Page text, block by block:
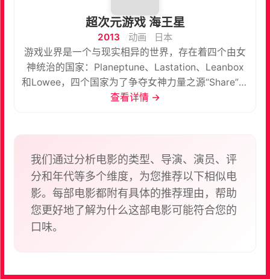
超次元游戏 海王星
2013 动画
日本
游戏业界是一个与现实相异的世界，存在着四个由女
神统治的国家：Planeptune、Lastation、Leanbox
和Lowee，四个国家为了争夺女神力量之源“Share”而
展开长期战争。但是，因惧怕长期战争导致国力衰
查看详情 →
我们通过分析电影的类型、导演、演员、评
分和年代等多个维度，为您推荐以下相似电
影。每部电影都附有具体的推荐理由，帮助
您更好地了解为什么这部电影可能符合您的
口味。